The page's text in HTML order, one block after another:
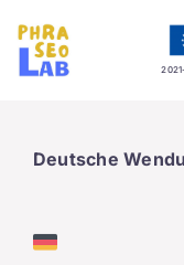
content
Deutsche